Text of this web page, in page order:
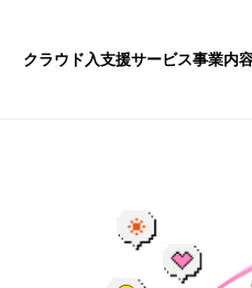
クラウド入支援サービス事業内